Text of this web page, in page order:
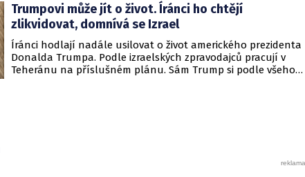
křičely na premiéra Benjamina Netanjahua slova o hanbě a
vyzývaly ho k odchodu. Atmosféra v sále byla natolik napjatá,
že předseda vlády nakonec jednací síň před jedním z
klíčových hlasování opustil. Koalice vedená stranou Likud si
však i bez jeho přítomnosti dokázala většinu pojistit a
legislativní smršť úspěšně dokončit.
Trumpovi může jít o život. Íránci ho chtějí
zlikvidovat, domnívá se Izrael
Íránci hodlají nadále usilovat o život amerického prezidenta
Donalda Trumpa. Podle izraelských zpravodajců pracují v
Teheránu na příslušném plánu. Sám Trump si podle všeho